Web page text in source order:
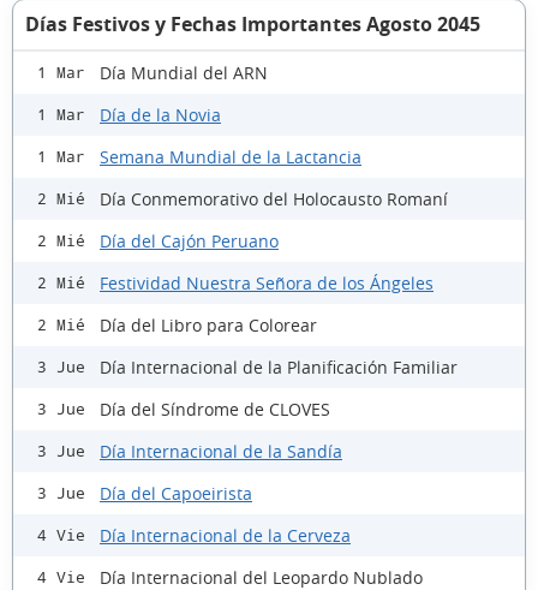
Días Festivos y Fechas Importantes Agosto 2045
1 Mar Día Mundial del ARN
1 Mar Día de la Novia
1 Mar Semana Mundial de la Lactancia
2 Mié Día Conmemorativo del Holocausto Romaní
2 Mié Día del Cajón Peruano
2 Mié Festividad Nuestra Señora de los Ángeles
2 Mié Día del Libro para Colorear
3 Jue Día Internacional de la Planificación Familiar
3 Jue Día del Síndrome de CLOVES
3 Jue Día Internacional de la Sandía
3 Jue Día del Capoeirista
4 Vie Día Internacional de la Cerveza
4 Vie Día Internacional del Leopardo Nublado